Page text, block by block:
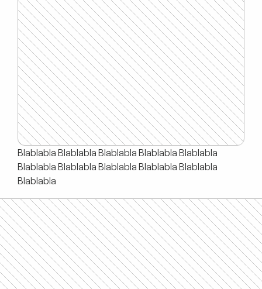
Blablabla Blablabla Blablabla Blablabla Blablabla
Blablabla Blablabla Blablabla Blablabla Blablabla
Blablabla